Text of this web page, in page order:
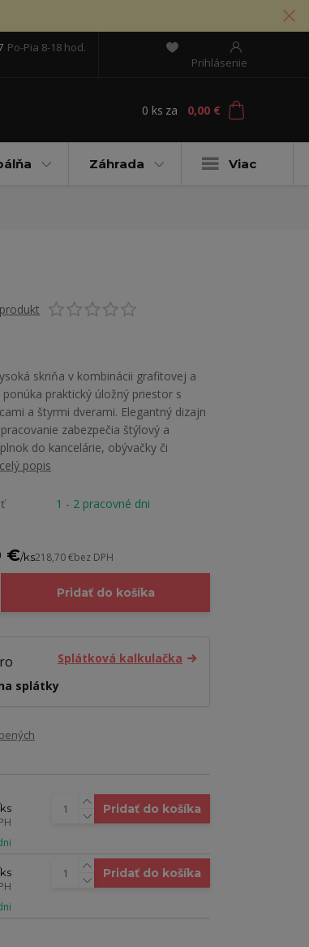
Prihlásenie
Po-Pia 8-18 hod.
0 ks za 0,00 €
Záhrada Viac
skriňa v kombinácii grafitovej a
praktický úložný priestor s
a štyrmi dverami. Elegantný dizajn
zabezpečia štýlový a
do kancelárie, obývačky či
celý popis
1 - 2 pracovné dni
€/ks218,70 €bez DPH
Pridať do košíka
Splátková kalkulačka
splátky
ks Pridať do košíka
ks Pridať do košíka